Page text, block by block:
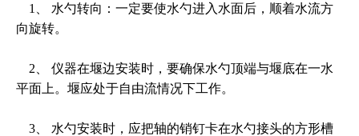
1、 水勺转向：一定要使水勺进入水面后，顺着水流方
向旋转。
2、 仪器在堰边安装时，要确保水勺顶端与堰底在一水
平面上。堰应处于自由流情况下工作。
3、 水勺安装时，应把轴的销钉卡在水勺接头的方形槽